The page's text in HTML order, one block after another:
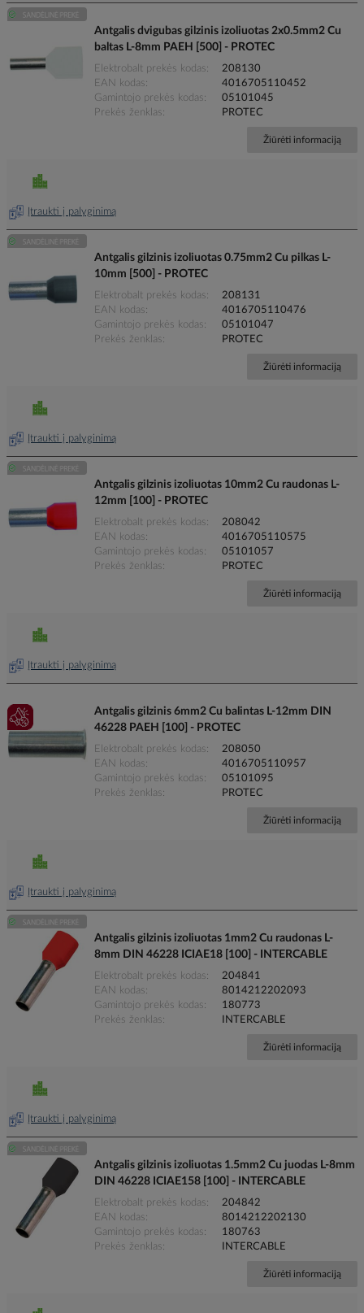
Antgalis dvigubas gilzinis izoliuotas 2x0.5mm2 Cu
baltas L-8mm PAEH [500] - PROTEC
Elektrobalt prekės kodas
208130
EAN kodas
4016705110452
Gamintojo prekės kodas
05101045
Prekės ženklas
PROTEC
Žiūrėti informaciją
Įtraukti į palyginimą
Antgalis gilzinis izoliuotas 0.75mm2 Cu pilkas L-
10mm [500] - PROTEC
Elektrobalt prekės kodas
208131
EAN kodas
4016705110476
Gamintojo prekės kodas
05101047
Prekės ženklas
PROTEC
Žiūrėti informaciją
Įtraukti į palyginimą
Antgalis gilzinis izoliuotas 10mm2 Cu raudonas L-
12mm [100] - PROTEC
Elektrobalt prekės kodas
208042
EAN kodas
4016705110575
Gamintojo prekės kodas
05101057
Prekės ženklas
PROTEC
Žiūrėti informaciją
Įtraukti į palyginimą
Antgalis gilzinis 6mm2 Cu balintas L-12mm DIN
46228 PAEH [100] - PROTEC
Elektrobalt prekės kodas
208050
EAN kodas
4016705110957
Gamintojo prekės kodas
05101095
Prekės ženklas
PROTEC
Žiūrėti informaciją
Įtraukti į palyginimą
Antgalis gilzinis izoliuotas 1mm2 Cu raudonas L-
8mm DIN 46228 ICIAE18 [100] - INTERCABLE
Elektrobalt prekės kodas
204841
EAN kodas
8014212202093
Gamintojo prekės kodas
180773
Prekės ženklas
INTERCABLE
Žiūrėti informaciją
Įtraukti į palyginimą
Antgalis gilzinis izoliuotas 1.5mm2 Cu juodas L-8mm
DIN 46228 ICIAE158 [100] - INTERCABLE
Elektrobalt prekės kodas
204842
EAN kodas
8014212202130
Gamintojo prekės kodas
180763
Prekės ženklas
INTERCABLE
Žiūrėti informaciją